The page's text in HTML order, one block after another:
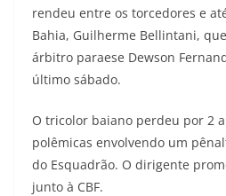
rendeu entre os torcedores e
Bahia, Guilherme Bellintani,
árbitro paraese Dewson
último sábado.
O tricolor baiano perdeu por 2
polêmicas envolvendo um
do Esquadrão. O dirigente
junto à CBF.